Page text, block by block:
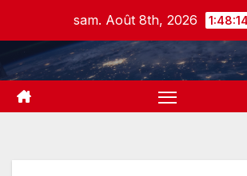
content
sam. Août 8th, 2026